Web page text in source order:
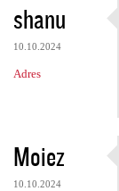
shanu
10.10.2024
Adres
Moiez
10.10.2024